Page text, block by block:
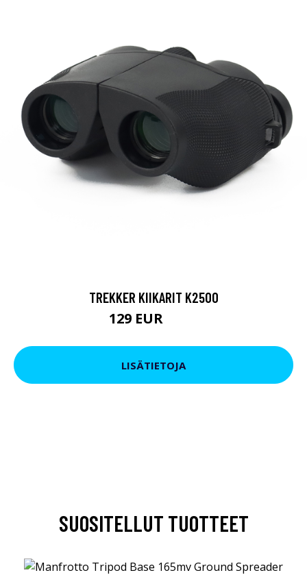
TREKKER KIIKARIT K2500
129 EUR
LISÄTIETOJA
SUOSITELLUT TUOTTEET